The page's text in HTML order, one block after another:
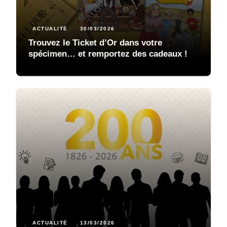
ACTUALITÉ 30/03/2026
Trouvez le Ticket d’Or dans votre
spécimen… et remportez des cadeaux !
ACTUALITÉ 13/03/2026